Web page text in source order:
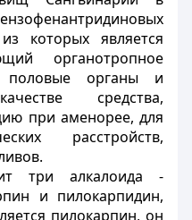
которых является
органотропное
половые органы и
средства,
при аменорее, для
расстройств,
три алкалоида -
и пилокарпидин,
пилокарпин, он